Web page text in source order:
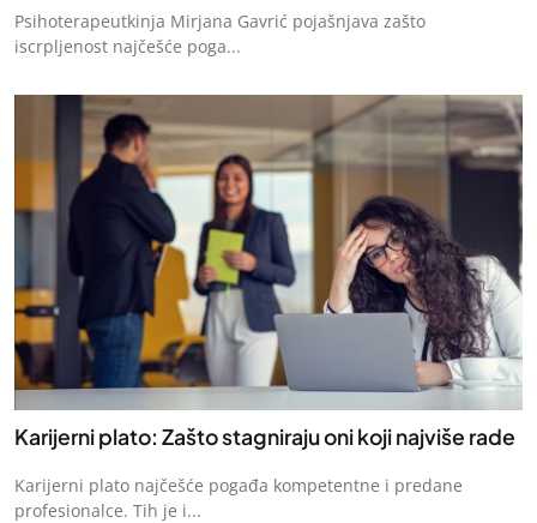
Psihoterapeutkinja Mirjana Gavrić pojašnjava zašto
iscrpljenost najčešće poga...
Karijerni plato: Zašto stagniraju oni koji najviše rade
Karijerni plato najčešće pogađa kompetentne i predane
profesionalce. Tih je i...